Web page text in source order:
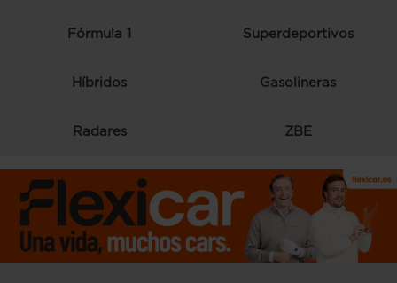
Fórmula 1 Superdeportivos
Híbridos Gasolineras
Radares ZBE